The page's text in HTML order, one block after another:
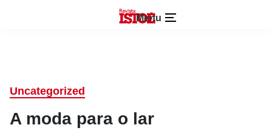
Menu
Uncategorized
A moda para o lar